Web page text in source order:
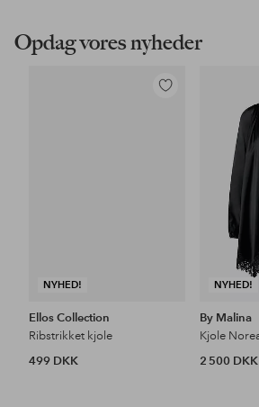
Opdag vores nyheder
NYHED!
Tilføj
Ellos Collection
Ribstrikket kjole
499 DKK
NYHED!
By Malina
2 500 DKK